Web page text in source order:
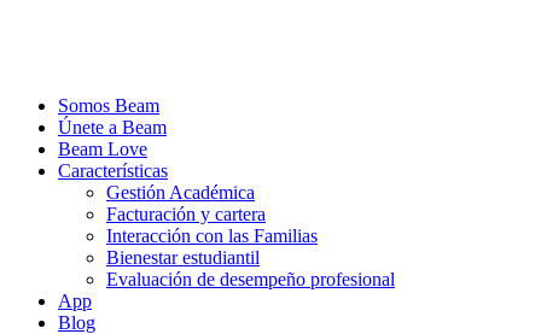
Somos Beam
Únete a Beam
Beam Love
Características
Gestión Académica
Facturación y cartera
Interacción con las Familias
Bienestar estudiantil
Evaluación de desempeño profesional
App
Blog